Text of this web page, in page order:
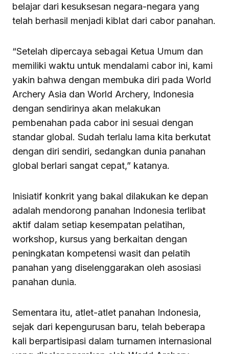
belajar dari kesuksesan negara-negara yang
telah berhasil menjadi kiblat dari cabor panahan.
“Setelah dipercaya sebagai Ketua Umum dan
memiliki waktu untuk mendalami cabor ini, kami
yakin bahwa dengan membuka diri pada World
Archery Asia dan World Archery, Indonesia
dengan sendirinya akan melakukan
pembenahan pada cabor ini sesuai dengan
standar global. Sudah terlalu lama kita berkutat
dengan diri sendiri, sedangkan dunia panahan
global berlari sangat cepat,” katanya.
Inisiatif konkrit yang bakal dilakukan ke depan
adalah mendorong panahan Indonesia terlibat
aktif dalam setiap kesempatan pelatihan,
workshop, kursus yang berkaitan dengan
peningkatan kompetensi wasit dan pelatih
panahan yang diselenggarakan oleh asosiasi
panahan dunia.
Sementara itu, atlet-atlet panahan Indonesia,
sejak dari kepengurusan baru, telah beberapa
kali berpartisipasi dalam turnamen internasional